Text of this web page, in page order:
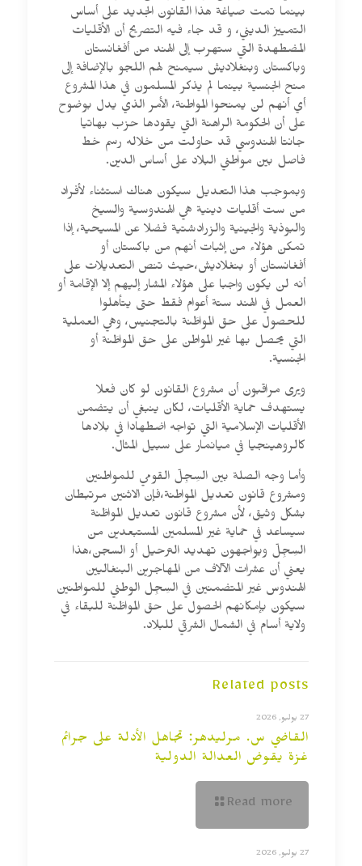
بينما تمت صياغة هذا القانون الجديد على أساس
التمييز الديني، و قد جاء فيه التصريح أن الأقليات
المضطهدة التي ستهرب إلى الهند من أفغانستان
وباكستان وبنغلاديش سيمنح لهم اللجو بالإضافة إلى
منح الجنسية بينما لم يذكر المسلمون في هذا المشروع
أي أنهم لن يمنحوا المواطنة، الأمر الذي يدل بوضوح
على أن الحكومة الراهنة التي يقودها حزب بهاتيا
جانتا الهندوسي قد حاولت من خلاله رسم خط
فاصل بين مواطني البلاد على أساس الدين.
وبموجب هذا التعديل سيكون هناك استثناء لأفراد
من ست أقليات دينية هي الهندوسية والسيخ
والبوذية والجينية والزرادشتية فضلا عن المسيحية، إذا
تمكن هؤلاء من إثبات أنهم من باكستان أو
أفغانستان أو بنغلاديش،حيث تنص التعديلات على
أنه لن يكون واجبا على هؤلاء المشار إليهم إلا الإقامة أو
العمل في الهند ستة أعوام فقط حتى يتأهلوا
للحصول على حق المواطَنة بالتجنيس، وهي العملية
التي يحصل بها غير المواطن على حق المواطَنة أو
الجنسية.
ويرى مراقبون أن مشروع القانون لو كان فعلا
يستهدف حماية الأقليات، لكان ينبغي أن يتضمن
الأقليات الإسلامية التي تواجه اضطهادا في بلادها
كالروهينجيا في ميانمار على سبيل المثال.
وأما وجه الصلة بين السِجِلّ القومي للمواطنين
ومشروع قانون تعديل المواطنة،فإن الاثنين مرتبطان
بشكل وثيق، لأن مشروع قانون تعديل المواطَنة
سيساعد في حماية غير المسلمين المستبعدين من
السِجِلّ ويواجهون تهديد الترحيل أو السجن،هذا
يعني أن عشرات الآلاف من المهاجرين البنغاليين
الهندوس غير المتضمنين في السِجِل الوطني للمواطنين
سيكون بإمكانهم الحصول على حق المواطَنة للبقاء في
ولاية أسام في الشمال الشرقي للبلاد.
Related posts
27 يوليو, 2026
القاضي س. مرليدهر: تجاهل الأدلة على جرائم
غزة يقوض العدالة الدولية
Read more
27 يوليو, 2026